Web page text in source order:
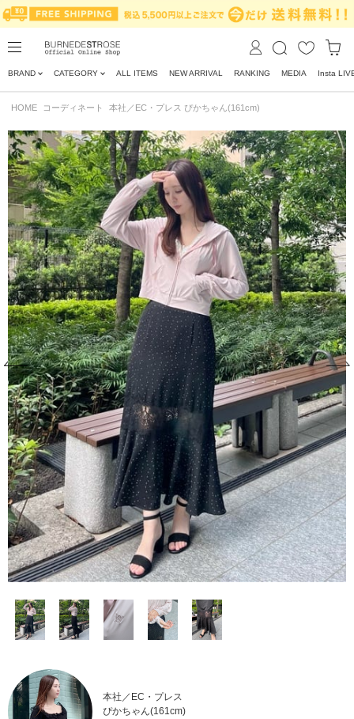
BRAND CATEGORY ALL ITEMS NEW ARRIVAL RANKING MEDIA Insta
HOME コーディネート 本社／EC・プレス ぴかちゃん(161cm)
本社／EC・プレス
ぴかちゃん(161cm)